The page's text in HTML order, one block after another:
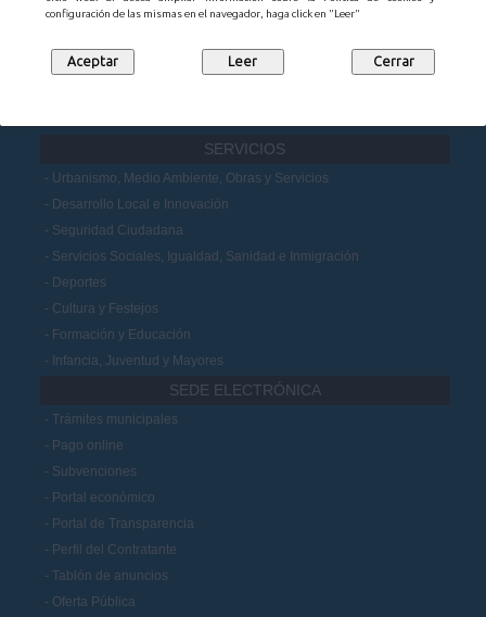
configuración de las mismas en el navegador, haga click en "Leer"
Noticias
Mapa Empresarial
SERVICIOS
Urbanismo, Medio Ambiente, Obras y Servicios
Desarrollo Local e Innovación
Seguridad Ciudadana
Servicios Sociales, Igualdad, Sanidad e Inmigración
Deportes
Cultura y Festejos
Formación y Educación
Infancia, Juventud y Mayores
SEDE ELECTRÓNICA
Trámites municipales
Pago online
Subvenciones
Portal económico
Portal de Transparencia
Perfil del Contratante
Tablón de anuncios
Oferta Pública